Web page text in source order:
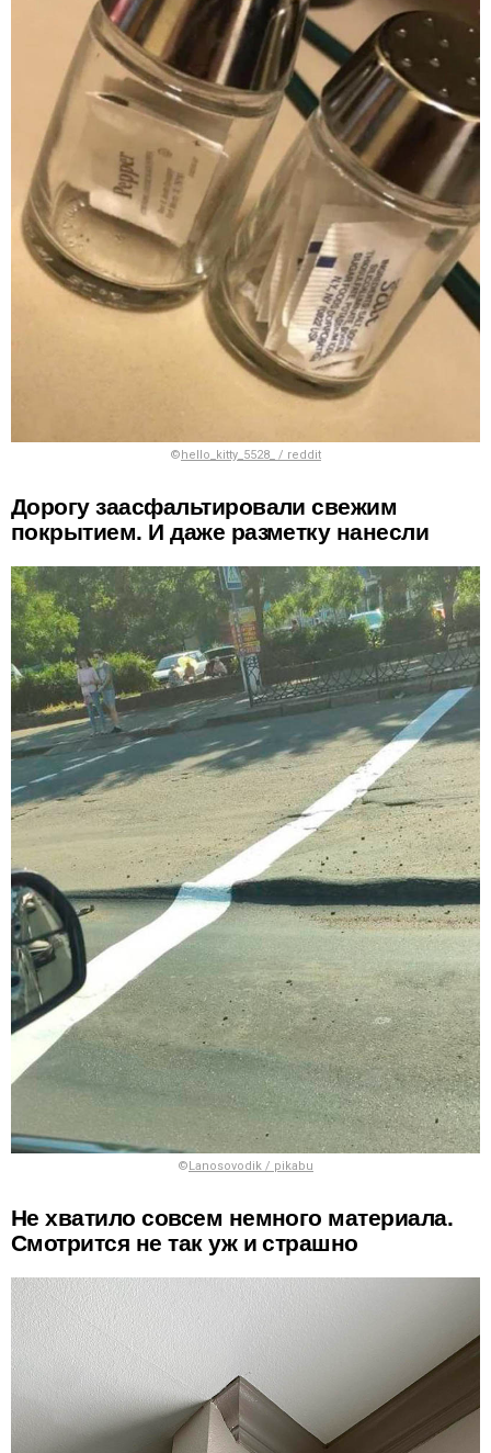
©hello_kitty_5528_ / reddit
Дорогу заасфальтировали свежим
покрытием. И даже разметку нанесли
©Lanosovodik / pikabu
Не хватило совсем немного материала.
Смотрится не так уж и страшно